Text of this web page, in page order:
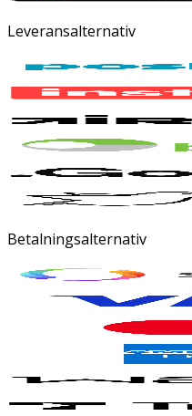
Leveransalternativ
Betalningsalternativ